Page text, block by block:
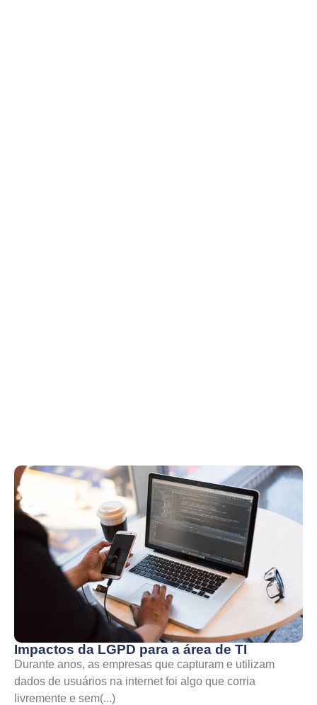
Impactos da LGPD para a área de TI
Durante anos, as empresas que capturam e utilizam
dados de usuários na internet foi algo que corria
livremente e sem(...)